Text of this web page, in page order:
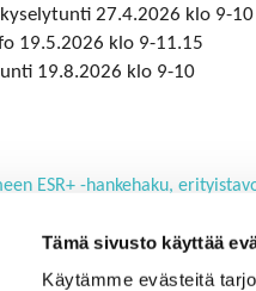
Tämä sivusto käyttää
Käytämme evästeitä
27.4.2026 klo 9-10
19.5.2026 klo 9-11.15
19.8.2026 klo 9-10
ESR+ -hankehaku,